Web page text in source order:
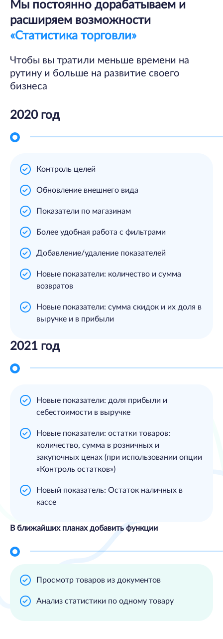
Мы постоянно дорабатываем и
расширяем возможности
«Статистика торговли»
Чтобы вы тратили меньше времени на
рутину и больше на развитие своего
бизнеса
2020 год
Контроль целей
Обновление внешнего вида
Показатели по магазинам
Более удобная работа с фильтрами
Добавление/удаление показателей
Новые показатели: количество и сумма
возвратов
Новые показатели: сумма скидок и их доля в
выручке и в прибыли
2021 год
Новые показатели: доля прибыли и
себестоимости в выручке
Новые показатели: остатки товаров:
количество, сумма в розничных и
закупочных ценах (при использовании опции
«Контроль остатков»)
Новый показатель: Остаток наличных в
кассе
В ближайших планах добавить функции
Просмотр товаров из документов
Анализ статистики по одному товару